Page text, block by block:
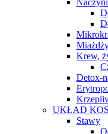
Krew,
Detox-
UKŁAD
Stawy